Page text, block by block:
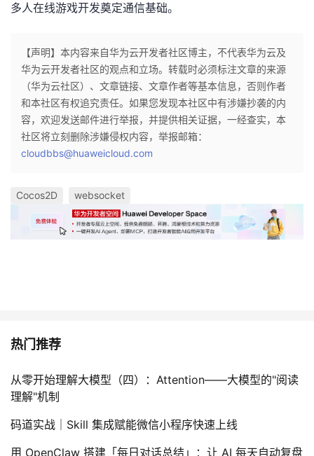
多人在线游戏开发奠定通信基础。
【声明】本内容来自华为云开发者社区博主，不代表华为云及
华为云开发者社区的观点和立场。转载时必须标注文章的来源
（华为云社区）、文章链接、文章作者等基本信息，否则作者
和本社区有权追究责任。如果您发现本社区中有涉嫌抄袭的内
容，欢迎发送邮件进行举报，并提供相关证据，一经查实，本
社区将立刻删除涉嫌侵权内容，举报邮箱：
cloudbbs@huaweicloud.com
Cocos2D websocket
热门推荐
从零开始理解大模型（四）：Attention——大模型的"阅读
理解"机制
码道实战｜Skill 集成赋能微信小程序快速上线
用 OpenClaw 搭建「每日对话总结」：让 AI 每天自动复盘